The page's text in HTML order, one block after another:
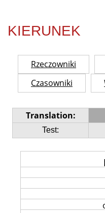
KIERUNEK
Rzeczowniki
Czasowniki
Translation:
Test: